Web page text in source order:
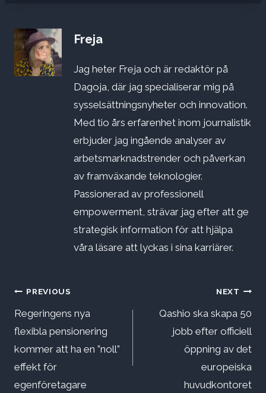
Freja
Jag heter Freja och är redaktör på
Dagoja, där jag specialiserar mig på
sysselsättningsnyheter och innovation.
Med tio års erfarenhet inom journalistik
erbjuder jag ingående analyser av
arbetsmarknadstrender och påverkan
av framväxande teknologier.
Passionerad av professionell
empowerment, strävar jag efter att ge
strategisk information för att hjälpa
våra läsare att lyckas i sina karriärer.
Inläggsnavigering
PREVIOUS
Regeringens nya
flexibla pensionering
kommer att ha en ”noll”
effekt för
egenföretagare
NEXT
Qashio ska skapa 50
jobb efter officiell
öppning av det
europeiska
huvudkontoret